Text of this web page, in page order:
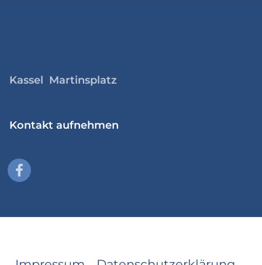
Kassel Martinsplatz
Kontakt aufnehmen